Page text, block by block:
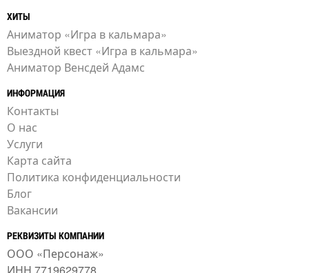
ХИТЫ
Аниматор «Игра в кальмара»
Выездной квест «Игра в кальмара»
Аниматор Венсдей Адамс
ИНФОРМАЦИЯ
Контакты
О нас
Услуги
Карта сайта
Политика конфиденциальности
Блог
Вакансии
РЕКВИЗИТЫ КОМПАНИИ
ООО «Персонаж»